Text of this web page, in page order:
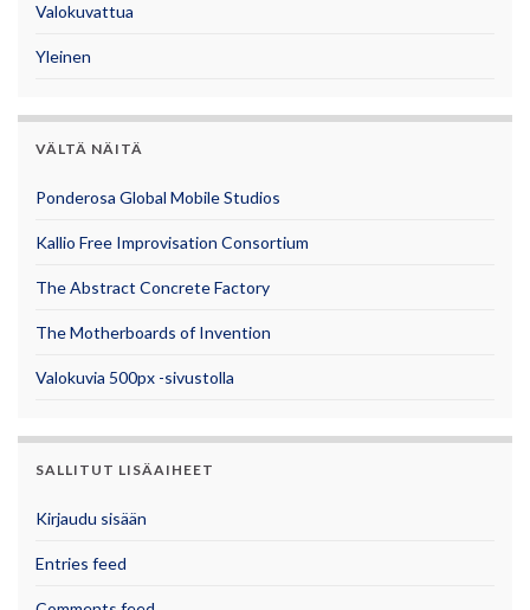
Valokuvattua
Yleinen
VÄLTÄ NÄITÄ
Ponderosa Global Mobile Studios
Kallio Free Improvisation Consortium
The Abstract Concrete Factory
The Motherboards of Invention
Valokuvia 500px -sivustolla
SALLITUT LISÄAIHEET
Kirjaudu sisään
Entries feed